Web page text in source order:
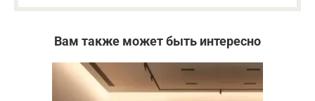
Вам также может быть интересно